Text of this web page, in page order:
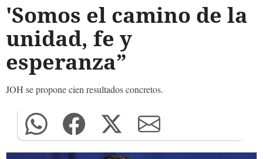
'Somos el camino de la
unidad, fe y
esperanza”
JOH se propone cien resultados concretos.